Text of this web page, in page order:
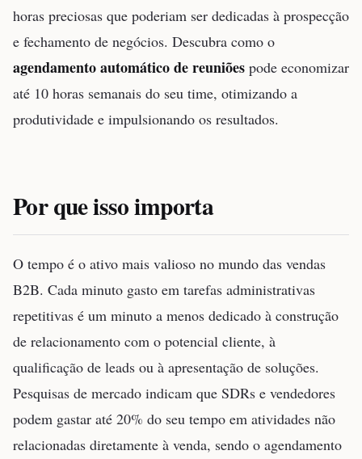
horas preciosas que poderiam ser dedicadas à prospecção
e fechamento de negócios. Descubra como o
agendamento automático de reuniões pode economizar
até 10 horas semanais do seu time, otimizando a
produtividade e impulsionando os resultados.
Por que isso importa
O tempo é o ativo mais valioso no mundo das vendas
B2B. Cada minuto gasto em tarefas administrativas
repetitivas é um minuto a menos dedicado à construção
de relacionamento com o potencial cliente, à
qualificação de leads ou à apresentação de soluções.
Pesquisas de mercado indicam que SDRs e vendedores
podem gastar até 20% do seu tempo em atividades não
relacionadas diretamente à venda, sendo o agendamento